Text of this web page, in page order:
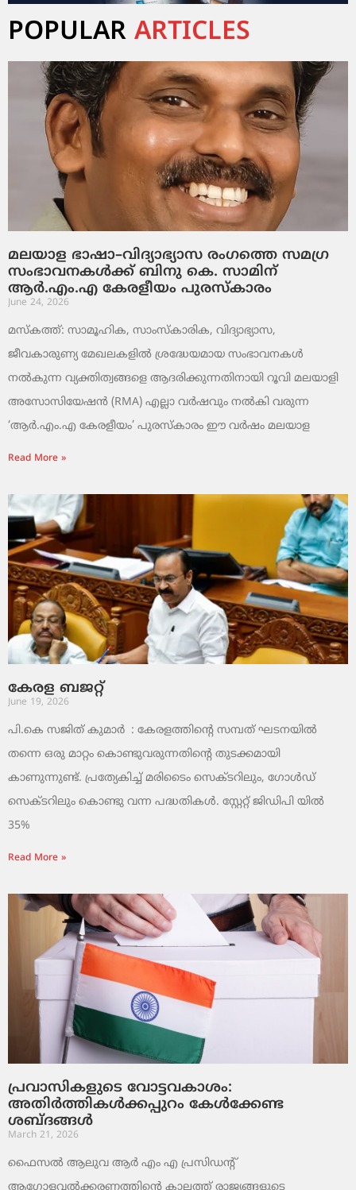
POPULAR ARTICLES
മലയാള ഭാഷാ–വിദ്യാഭ്യാസ രംഗത്തെ സമഗ്ര
സംഭാവനകൾക്ക് ബിനു കെ. സാമിന്
ആർ.എം.എ കേരളീയം പുരസ്‌കാരം
June 24, 2026
മസ്കത്ത്: സാമൂഹിക, സാംസ്‌കാരിക, വിദ്യാഭ്യാസ,
ജീവകാരുണ്യ മേഖലകളിൽ ശ്രദ്ധേയമായ സംഭാവനകൾ
നൽകുന്ന വ്യക്തിത്വങ്ങളെ ആദരിക്കുന്നതിനായി റൂവി മലയാളി
അസോസിയേഷൻ (RMA) എല്ലാ വർഷവും നൽകി വരുന്ന
‘ആർ.എം.എ കേരളീയം’ പുരസ്‌കാരം ഈ വർഷം മലയാള
Read More »
കേരള ബജറ്റ്
June 19, 2026
പി.കെ സജിത് കുമാര്‍ : കേരളത്തിന്റെ സമ്പത് ഘടനയിൽ
തന്നെ ഒരു മാറ്റം കൊണ്ടുവരുന്നതിന്റെ തുടക്കമായി
കാണുന്നുണ്ട്. പ്രത്യേകിച്ച് മരിടൈം സെക്ടറിലും, ഗോൾഡ്
സെക്ടറിലും കൊണ്ടു വന്ന പദ്ധതികൾ. സ്റ്റേറ്റ് ജിഡിപി യിൽ
35%
Read More »
പ്രവാസികളുടെ വോട്ടവകാശം:
അതിർത്തികൾക്കപ്പുറം കേൾക്കേണ്ട
ശബ്ദങ്ങൾ
March 21, 2026
ഫൈസൽ ആലുവ ആർ എം എ പ്രസിഡന്റ്
ആഗോളവൽക്കരണത്തിന്റെ കാലത്ത് രാജ്യങ്ങളുടെ